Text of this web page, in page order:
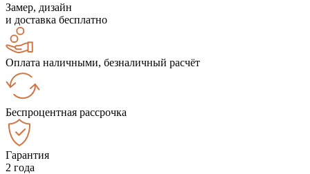
Замер, дизайн
и доставка бесплатно
Оплата наличными, безналичный расчёт
Беспроцентная рассрочка
Гарантия
2 года